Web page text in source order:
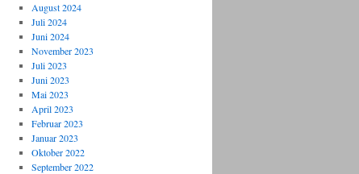
August 2024
Juli 2024
Juni 2024
November 2023
Juli 2023
Juni 2023
Mai 2023
April 2023
Februar 2023
Januar 2023
Oktober 2022
September 2022